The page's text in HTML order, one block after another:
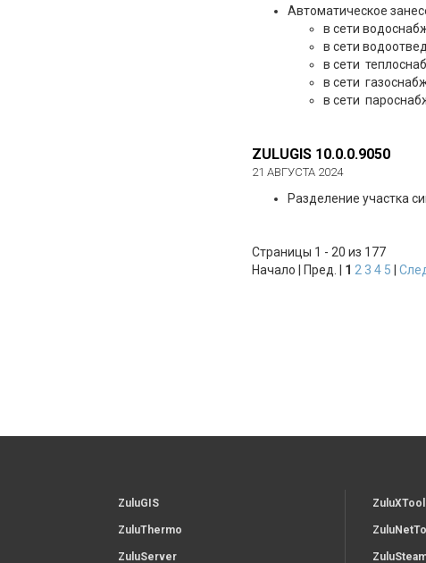
Автоматическое
в сети
в сети
в сети
в сети
в сети
ZULUGIS 10.0.0.9050
21 АВГУСТА 2024
Разделение участка
Страницы 1 - 20 из 177
Начало | Пред. | 1 2 3 4 5
ZuluGIS
ZuluThermo
ZuluServer